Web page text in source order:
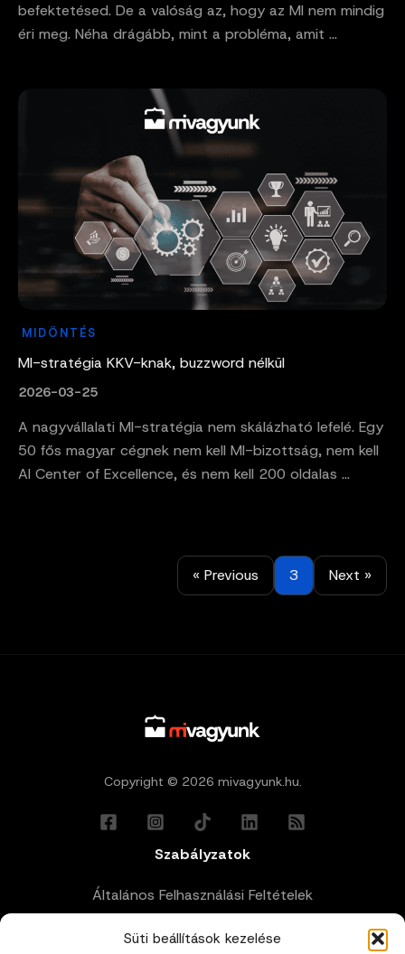
Süti beállítások kezelése
befektetésed. De a valóság az, hogy az MI nem mindig
éri meg. Néha drágább, mint a probléma, amit ...
MIDÖNTÉS
MI-stratégia KKV-knak, buzzword nélkül
2026-03-25
A nagyvállalati MI-stratégia nem skálázható lefelé. Egy
50 fős magyar cégnek nem kell MI-bizottság, nem kell
AI Center of Excellence, és nem kell 200 oldalas ...
« Previous 3 Next »
Copyright © 2026 mivagyunk.hu.
Szabályzatok
Általános Felhasználási Feltételek
Adatkezelési Tájékoztató